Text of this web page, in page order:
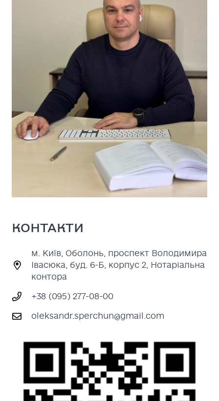
КОНТАКТИ
м. Київ, Оболонь, проспект Володимира
Івасюка, буд. 6-Б, корпус 2, Нотаріальна
контора
+38 (095) 277-08-00
oleksandr.sperchun@gmail.com